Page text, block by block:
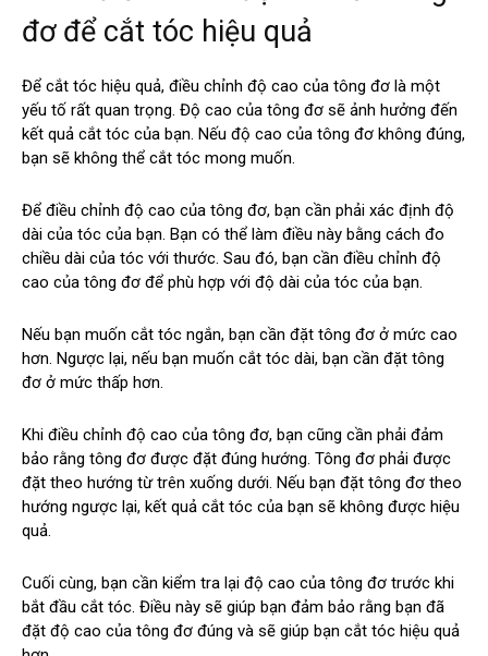
đơ để cắt tóc hiệu quả
Để cắt tóc hiệu quả, điều chỉnh độ cao của tông đơ là một
yếu tố rất quan trọng. Độ cao của tông đơ sẽ ảnh hưởng đến
kết quả cắt tóc của bạn. Nếu độ cao của tông đơ không đúng,
bạn sẽ không thể cắt tóc mong muốn.
Để điều chỉnh độ cao của tông đơ, bạn cần phải xác định độ
dài của tóc của bạn. Bạn có thể làm điều này bằng cách đo
chiều dài của tóc với thước. Sau đó, bạn cần điều chỉnh độ
cao của tông đơ để phù hợp với độ dài của tóc của bạn.
Nếu bạn muốn cắt tóc ngắn, bạn cần đặt tông đơ ở mức cao
hơn. Ngược lại, nếu bạn muốn cắt tóc dài, bạn cần đặt tông
đơ ở mức thấp hơn.
Khi điều chỉnh độ cao của tông đơ, bạn cũng cần phải đảm
bảo rằng tông đơ được đặt đúng hướng. Tông đơ phải được
đặt theo hướng từ trên xuống dưới. Nếu bạn đặt tông đơ theo
hướng ngược lại, kết quả cắt tóc của bạn sẽ không được hiệu
quả.
Cuối cùng, bạn cần kiểm tra lại độ cao của tông đơ trước khi
bắt đầu cắt tóc. Điều này sẽ giúp bạn đảm bảo rằng bạn đã
đặt độ cao của tông đơ đúng và sẽ giúp bạn cắt tóc hiệu quả